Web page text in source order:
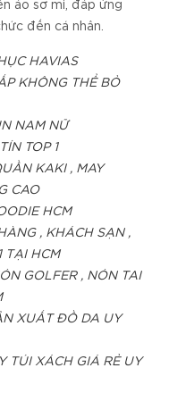
áo sơ mi, đáp ứng
đến cá nhân.
HAVIAS
KHÔNG THỂ BỎ
NAM NỮ
TOP 1
KAKI , MAY
CAO
HCM
, KHÁCH SẠN ,
TẠI HCM
GOLFER , NÓN TAI
XUẤT ĐỒ DA UY
TÚI XÁCH GIÁ RẺ UY